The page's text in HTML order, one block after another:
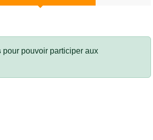
pour pouvoir participer aux